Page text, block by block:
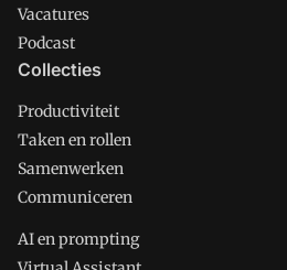
Vacatures
Podcast
Collecties
Productiviteit
Taken en rollen
Samenwerken
Communiceren
AI en prompting